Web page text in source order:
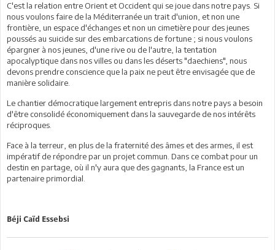
C'est la relation entre Orient et Occident qui se joue dans notre pays. Si
nous voulons faire de la Méditerranée un trait d'union, et non une
frontière, un espace d'échanges et non un cimetière pour des jeunes
poussés au suicide sur des embarcations de fortune ; si nous voulons
épargner à nos jeunes, d'une rive ou de l'autre, la tentation
apocalyptique dans nos villes ou dans les déserts "daechiens", nous
devons prendre conscience que la paix ne peut être envisagée que de
manière solidaire.
Le chantier démocratique largement entrepris dans notre pays a besoin
d'être consolidé économiquement dans la sauvegarde de nos intérêts
réciproques.
Face à la terreur, en plus de la fraternité des âmes et des armes, il est
impératif de répondre par un projet commun. Dans ce combat pour un
destin en partage, où il n'y aura que des gagnants, la France est un
partenaire primordial.
Béji Caïd Essebsi